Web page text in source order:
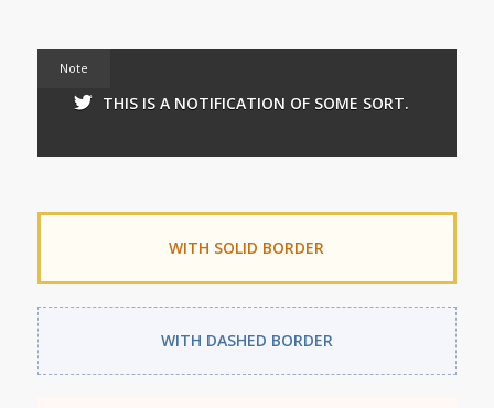
Note
THIS IS A NOTIFICATION OF SOME SORT.
WITH SOLID BORDER
WITH DASHED BORDER